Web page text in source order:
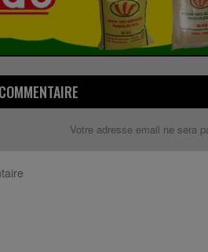
Votre adresse email ne sera